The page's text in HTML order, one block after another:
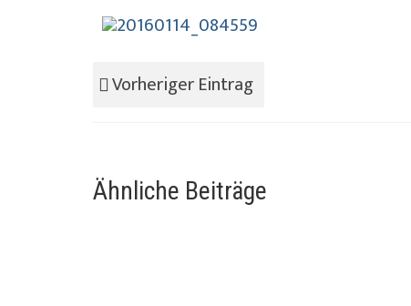
Vorheriger Eintrag
Ähnliche Beiträge